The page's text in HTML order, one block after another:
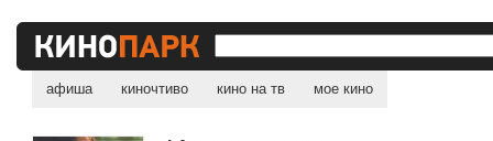
афиша киночтиво кино на тв мое кино